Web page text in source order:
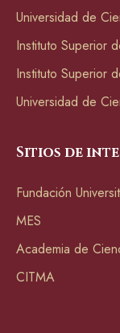
Universidad de
Instituto Superior
Instituto Superior
Universidad de
Sitios de
Fundación
MES
Academia de
CITMA